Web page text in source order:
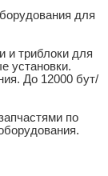
для
и триблоки для
установки.
До 12000 бут/
по